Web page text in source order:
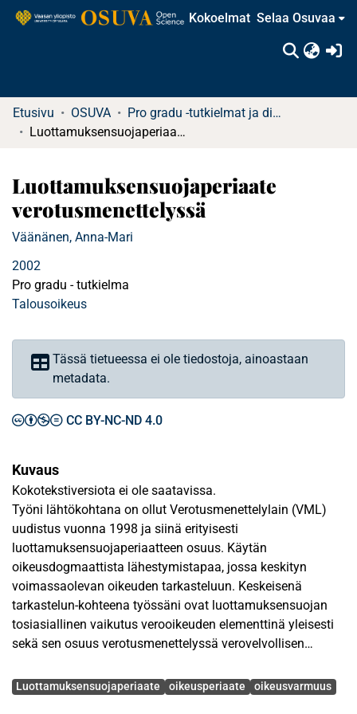
Kokoelmat Selaa Osuvaa
Etusivu OSUVA
Pro gradu -tutkielmat ja diplomityöt
Luottamuksensuojaperiaate verotusmenettelyssä
Luottamuksensuojaperiaate
verotusmenettelyssä
Väänänen, Anna-Mari
2002
Pro gradu - tutkielma
Talousoikeus
Tässä tietueessa ei ole tiedostoja, ainoastaan
metadata.
CC BY-NC-ND 4.0
Kuvaus
Kokotekstiversiota ei ole saatavissa.
Työni lähtökohtana on ollut Verotusmenettelylain (VML)
uudistus vuonna 1998 ja siinä erityisesti
luottamuksensuojaperiaatteen osuus. Käytän
oikeusdogmaattista lähestymistapaa, jossa keskityn
voimassaolevan oikeuden tarkasteluun. Keskeisenä
tarkastelun-kohteena työssäni ovat luottamuksensuojan
tosiasiallinen vaikutus verooikeuden elementtinä yleisesti
sekä sen osuus verotusmenettelyssä verovelvollisen
oikeusnormihierarkian kautta, jolloin aloitan työni
Avainsanat
Luottamuksensuojaperiaate oikeusperiaate oikeusvarmuus